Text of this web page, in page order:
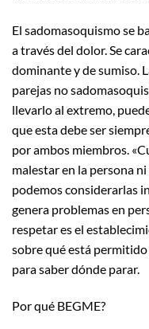
El sadomasoquismo se
a través del dolor. Se
dominante y de sumiso.
parejas no
llevarlo al extremo,
que esta debe ser
por ambos miembros.
malestar en la persona
podemos considerarlas
genera problemas en
respetar es el
sobre qué está permitido
para saber dónde parar.
Por qué BEGME?